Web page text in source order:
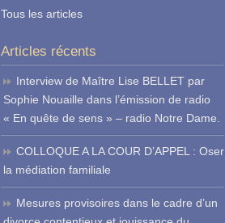
Tous les articles
Articles récents
Interview de Maître Lise BELLET par
Sophie Nouaille dans l’émission de radio
« En quête de sens » – radio Notre Dame.
COLLOQUE A LA COUR D’APPEL : Oser
la médiation familiale
Mesures provisoires dans le cadre d’un